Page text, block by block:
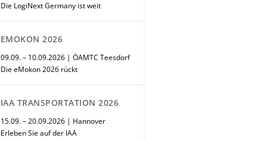
Die LogiNext Germany ist weit
EMOKON 2026
09.09. – 10.09.2026 | ÖAMTC Teesdorf
Die eMokon 2026 rückt
IAA TRANSPORTATION 2026
15.09. – 20.09.2026 | Hannover
Erleben Sie auf der IAA